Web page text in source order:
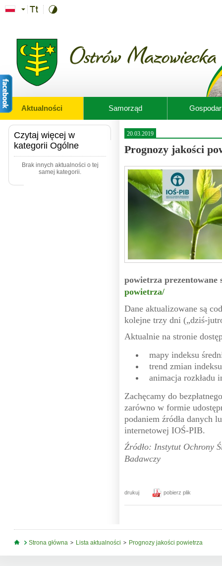
Przejdź do treści
Aktualności Samorząd
Czytaj więcej w
kategorii Ogólne
Brak innych aktualności o tej
samej kategorii.
20.03.2019
Prognozy jakości
powietrza prezentowane
powietrza/
Dane aktualizowane są
kolejne trzy dni („dziś-
Aktualnie na stronie
 mapy indeksu
 trend zmian
 animacja
Zachęcamy do
zarówno w formie
podaniem źródła danych
internetowej IOŚ-PIB.
Źródło: Instytut Ochrony
Badawczy
drukuj pobierz plik
Jesteś tutaj
Strona główna Lista aktualności Prognozy jakości powietrza